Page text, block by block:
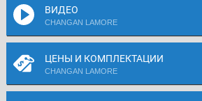
ВИДЕО
CHANGAN LAMORE
ЦЕНЫ И КОМПЛЕКТАЦИИ
CHANGAN LAMORE